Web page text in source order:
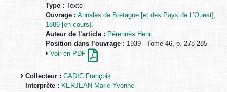
Type : Texte
Ouvrage : Annales de Bretagne [et des Pays de L’Ouest],
1886-[en cours].
Auteur de l’article : Pérennès Henri
Position dans l’ouvrage : 1939 - Tome 46, p. 278-285
Voir en PDF
Collecteur : CADIC François
Interprète : KERJEAN Marie-Yvonne